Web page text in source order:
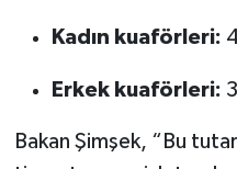
Kadın kuaförleri:
Erkek kuaförleri:
Bakan Şimşek, “Bu